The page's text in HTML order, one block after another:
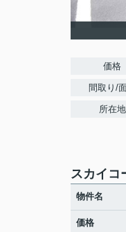
価格
間取り/
所在地
スカイコ
物件名
価格